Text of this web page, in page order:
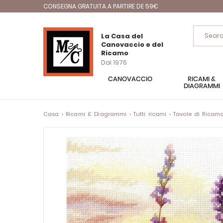
CONSEGNA GRATUITA A PARTIRE DE 59€
La Casa del
Canovaccio e del
Ricamo
Dal 1976
CANOVACCIO
RICAMI &
DIAGRAMMI
Casa Ricami & Diagrammi Tutti ricami Tavole di
galleria
immagini